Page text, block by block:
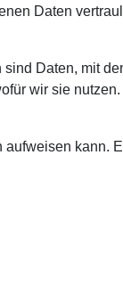
Daten
Daten, mit
wir sie
aufweisen kann.